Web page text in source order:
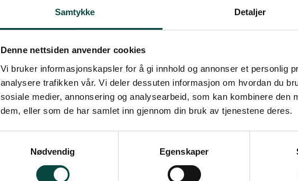
Samtykke Detaljer
Denne nettsiden anvender cookies
Vi bruker informasjonskapsler for å gi innhold og annonser et personlig
analysere trafikken vår. Vi deler dessuten informasjon om hvordan du
sosiale medier, annonsering og analysearbeid, som kan kombinere den
dem, eller som de har samlet inn gjennom din bruk av tjenestene deres.
Nødvendig
Egenskaper